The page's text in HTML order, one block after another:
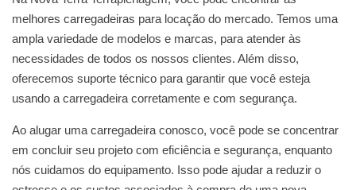
melhores carregadeiras para locação do mercado. Temos uma
ampla variedade de modelos e marcas, para atender às
necessidades de todos os nossos clientes. Além disso,
oferecemos suporte técnico para garantir que você esteja
usando a carregadeira corretamente e com segurança.
Ao alugar uma carregadeira conosco, você pode se concentrar
em concluir seu projeto com eficiência e segurança, enquanto
nós cuidamos do equipamento. Isso pode ajudar a reduzir o